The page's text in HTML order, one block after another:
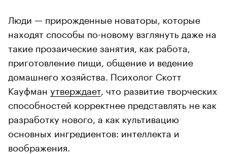
Люди — прирожденные новаторы, которые
находят способы по-новому взглянуть даже на
такие прозаические занятия, как работа,
приготовление пищи, общение и ведение
домашнего хозяйства. Психолог Скотт
Кауфман утверждает, что развитие творческих
способностей корректнее представлять не как
разработку нового, а как культивацию
основных ингредиентов: интеллекта и
воображения.